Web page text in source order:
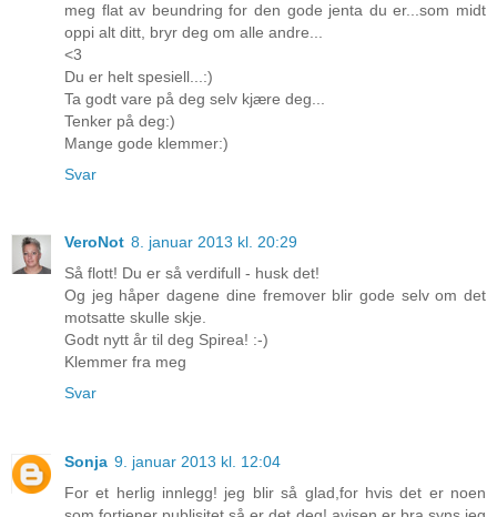
meg flat av beundring for den gode jenta du er...som midt
oppi alt ditt, bryr deg om alle andre...
<3
Du er helt spesiell...:)
Ta godt vare på deg selv kjære deg...
Tenker på deg:)
Mange gode klemmer:)
Svar
VeroNot 8. januar 2013 kl. 20:29
Så flott! Du er så verdifull - husk det!
Og jeg håper dagene dine fremover blir gode selv om det
motsatte skulle skje.
Godt nytt år til deg Spirea! :-)
Klemmer fra meg
Svar
Sonja 9. januar 2013 kl. 12:04
For et herlig innlegg! jeg blir så glad,for hvis det er noen